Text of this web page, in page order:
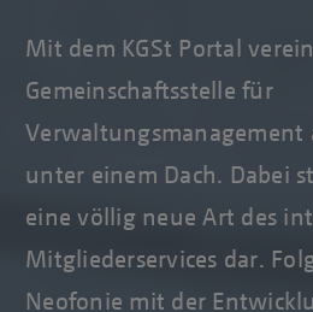
Mit dem KGSt Portal
Gemeinschaftsstelle für
unter einem Dach. Dabei
eine völlig neue Art des
Mitgliederservices dar.
Neofonie mit der